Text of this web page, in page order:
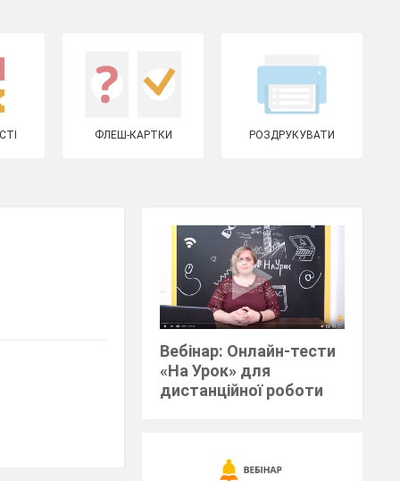
ФЛЕШ-КАРТКИ РОЗДРУКУВАТИ
Вебінар: Онлайн-тести
«На Урок» для
дистанційної роботи